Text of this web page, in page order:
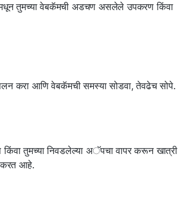
तुमच्या वेबकॅमची अडचण असलेले उपकरण किंवा
करा आणि वेबकॅमची समस्या सोडवा, तेवढेच सोपे.
तुमच्या निवडलेल्या अॅपचा वापर करून खात्री
करत आहे.